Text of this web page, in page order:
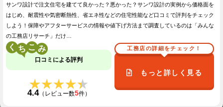
サンワ設計で注文住宅を建てて良かった？悪かった？サンワ設計の実例から価格面を
はじめ、耐震性や気密断熱性、省エネ性などの住宅性能など口コミで評判をチェック
しよう！保障やアフターサービスの情報や値下げ方法まで調査しているのは「みんな
の工務店リサーチ」だけ…
く こ
口コミによる評判
★★★★★
★★★★★
4.4（レビュー数5件）
工務店の詳細をチェック！
もっと詳しく見る